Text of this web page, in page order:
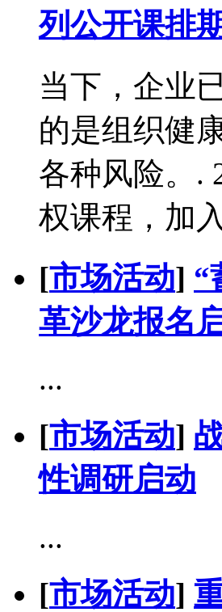
列公开课排
当下，企业
的是组织健
各种风险。.
权课程，加
[市场活动] “
革沙龙报名
...
[市场活动]
性调研启动
...
[市场活动]